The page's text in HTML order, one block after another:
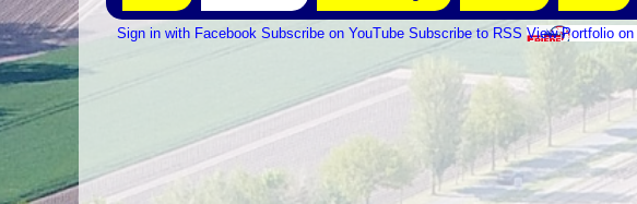
Sign in with Facebook Subscribe on YouTube Subscribe to RSS View Portfolio on